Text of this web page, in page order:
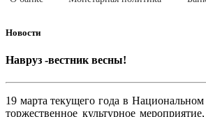
Новости
Навруз -вестник весны!
19 марта текущего года в
торжественное культурное